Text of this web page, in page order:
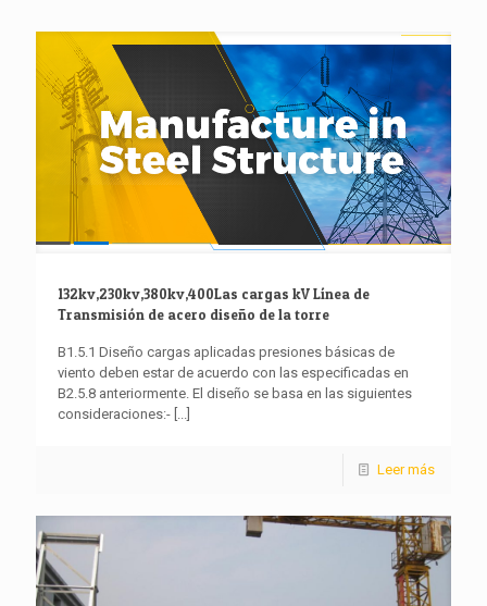
132kv,230kv,380kv,400Las cargas kV Línea de
Transmisión de acero diseño de la torre
B1.5.1 Diseño cargas aplicadas presiones básicas de
viento deben estar de acuerdo con las especificadas en
B2.5.8 anteriormente. El diseño se basa en las siguientes
consideraciones:-
Leer más